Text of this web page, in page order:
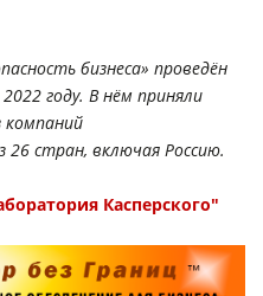
бизнеса» проведён
году. В нём приняли
компаний
26 стран, включая Россию.
Касперского"